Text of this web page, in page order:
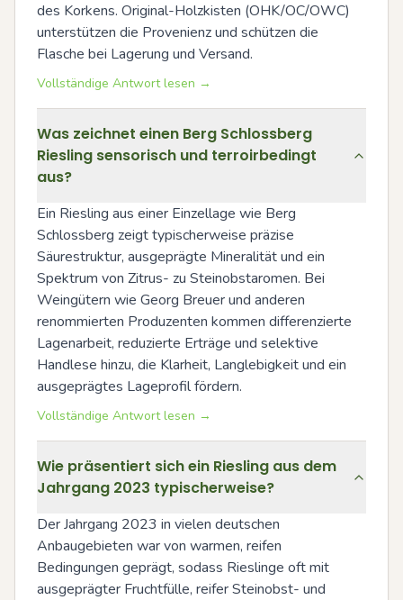
des Korkens. Original-Holzkisten (OHK/OC/OWC)
unterstützen die Provenienz und schützen die
Flasche bei Lagerung und Versand.
Vollständige Antwort lesen →
Was zeichnet einen Berg Schlossberg
Riesling sensorisch und terroirbedingt
aus?
Ein Riesling aus einer Einzellage wie Berg
Schlossberg zeigt typischerweise präzise
Säurestruktur, ausgeprägte Mineralität und ein
Spektrum von Zitrus- zu Steinobstaromen. Bei
Weingütern wie Georg Breuer und anderen
renommierten Produzenten kommen differenzierte
Lagenarbeit, reduzierte Erträge und selektive
Handlese hinzu, die Klarheit, Langlebigkeit und ein
ausgeprägtes Lageprofil fördern.
Vollständige Antwort lesen →
Wie präsentiert sich ein Riesling aus dem
Jahrgang 2023 typischerweise?
Der Jahrgang 2023 in vielen deutschen
Anbaugebieten war von warmen, reifen
Bedingungen geprägt, sodass Rieslinge oft mit
ausgeprägter Fruchtfülle, reifer Steinobst- und